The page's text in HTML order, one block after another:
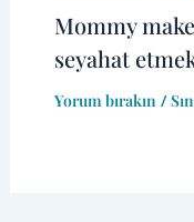
Mommy
seyahat
Yorum bırakın /